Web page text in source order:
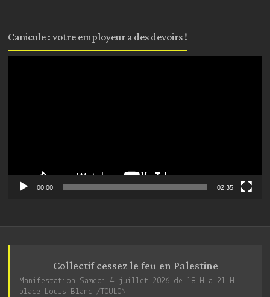
Canicule : votre employeur a des devoirs !
00:00 02:35
Collectif cessez le feu en Palestine
Manifestation Samedi 4 juillet 2026 de 18 H a 21 H
place Louis Blanc /TOULON